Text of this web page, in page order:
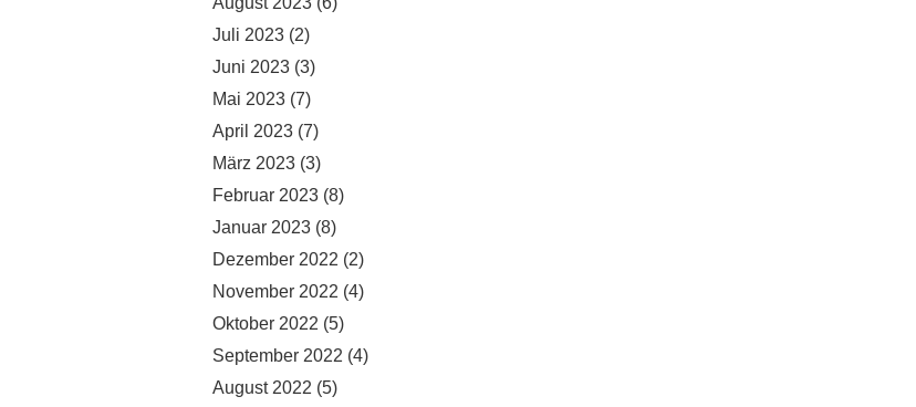
Juli 2023 (2)
Juni 2023 (3)
Mai 2023 (7)
April 2023 (7)
März 2023 (3)
Februar 2023 (8)
Januar 2023 (8)
Dezember 2022 (2)
November 2022 (4)
Oktober 2022 (5)
September 2022 (4)
August 2022 (5)